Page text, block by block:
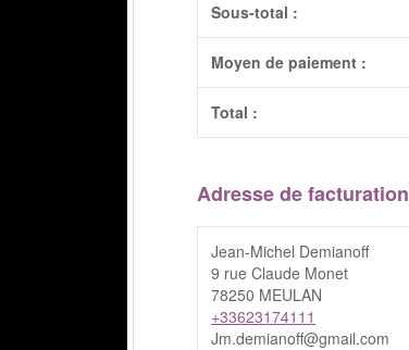
Sous-total :
Moyen de paiement :
Total :
Adresse de facturation
Jean-Michel Demianoff
9 rue Claude Monet
78250 MEULAN
+33623174111
Jm.demianoff@gmail.com